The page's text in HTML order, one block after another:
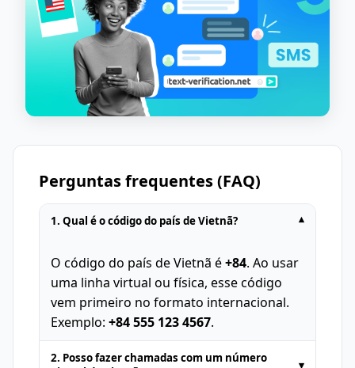
Perguntas frequentes (FAQ)
1. Qual é o código do país de Vietnã? ▾
O código do país de Vietnã é+84. Ao usar
uma linha virtual ou física, esse código
vem primeiro no formato internacional.
Exemplo: +84 555 123 4567.
2. Posso fazer chamadas com um número
▾